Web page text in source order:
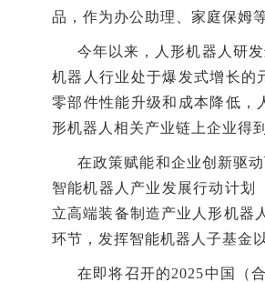
品，作为办公助理、家庭保姆
今年以来，人形机器人研
机器人行业处于爆发式增长的
零部件性能升级和成本降低，
形机器人相关产业链上企业得
在政策赋能和企业创新驱
智能机器人产业发展行动计划
立高端装备制造产业人形机器
环节，发挥智能机器人子基金
在即将召开的2025中国（